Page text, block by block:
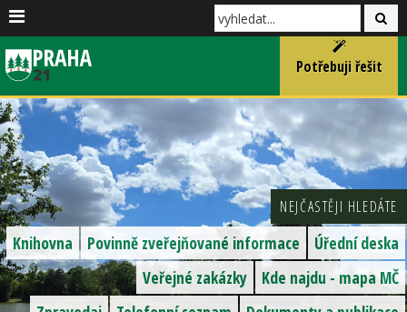
Potřebuji řešit
NEJČASTĚJI HLEDÁTE
Úřední deska
Povinně zveřejňované informace
Knihovna
Kde najdu - mapa MČ
Veřejné zakázky